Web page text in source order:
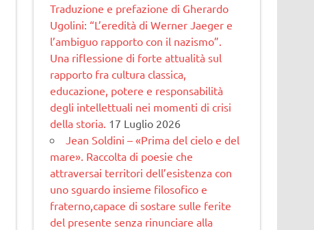
Traduzione e prefazione di Gherardo
Ugolini: “L’eredità di Werner Jaeger e
l’ambiguo rapporto con il nazismo”.
Una riflessione di forte attualità sul
rapporto fra cultura classica,
educazione, potere e responsabilità
degli intellettuali nei momenti di crisi
della storia. 17 Luglio 2026
Jean Soldini – «Prima del cielo e del
mare». Raccolta di poesie che
attraversai territori dell’esistenza con
uno sguardo insieme filosofico e
fraterno,capace di sostare sulle ferite
del presente senza rinunciare alla